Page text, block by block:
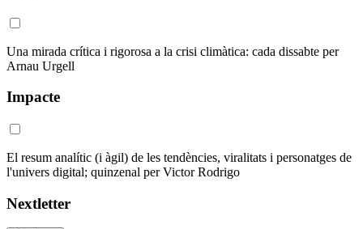
Una mirada crítica i rigorosa a la crisi climàtica: cada dissabte per
Arnau Urgell
Impacte
El resum analític (i àgil) de les tendències, viralitats i personatges de
l'univers digital; quinzenal per Victor Rodrigo
Nextletter